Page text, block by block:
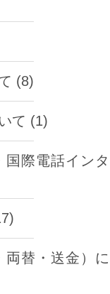
(8)
て (1)
際電話イン
両替・送金）